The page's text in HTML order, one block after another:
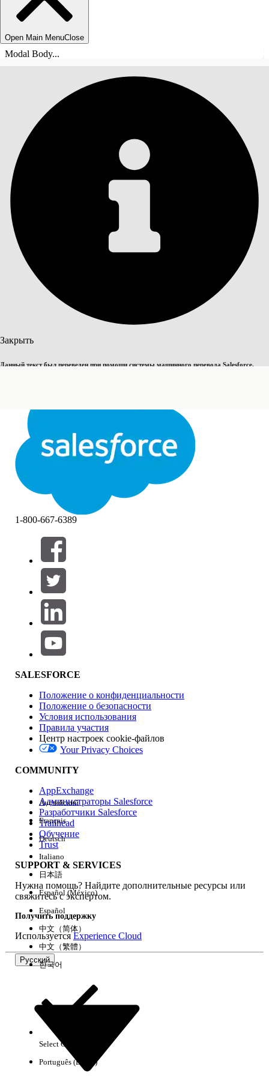
Open Main MenuClose
Modal Body...
Закрыть
Данный текст был переведен при помощи системы машинного перевода Salesforce.
Закрыть
СОДЕРЖАНИЕ
Фильтровать по (0)
ВЫБРАТЬ ФИЛЬТРЫ
Область продуктов
Влияние на функции
Версия
Возможности
Очистить все Готово
Результаты отсутствуют
1-800-667-6389
SALESFORCE
Положение о конфиденциальности
Положение о безопасности
Условия использования
Правила участия
Центр настроек cookie-файлов
Your Privacy Choices
COMMUNITY
AppExchange
Администраторы Salesforce
Разработчики Salesforce
Trailhead
Обучение
Trust
SUPPORT & SERVICES
Нужна помощь? Найдите дополнительные ресурсы или
свяжитесь с экспертом.
Получить поддержку
ИспользуетсяExperience Cloud
Русский
Английский
Français
Deutsch
Italiano
日本語
Español (México)
Español
中文（简体）
中文（繁體）
한국어
Select Org
Português (Brasil)